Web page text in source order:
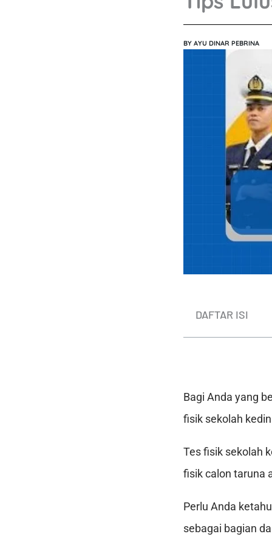
BY AYU DINAR PEBRINA
DAFTAR ISI
Bagi Anda yang
fisik sekolah
Tes fisik sekolah
fisik calon taruna
Perlu Anda
sebagai bagian